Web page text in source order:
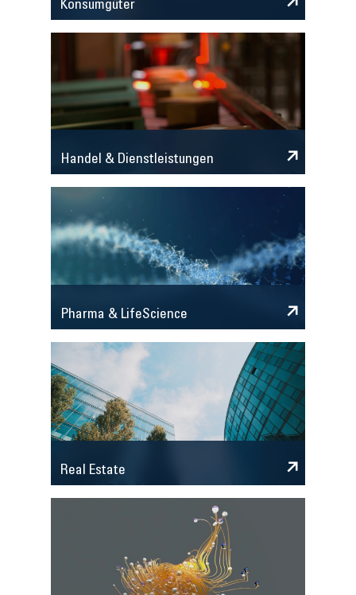
Konsumgüter
Handel & Dienstleistungen
Pharma & LifeScience
Real Estate